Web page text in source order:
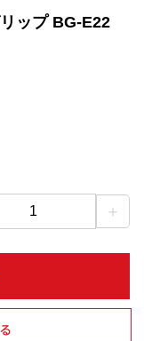
ップ BG-E22
1 ＋